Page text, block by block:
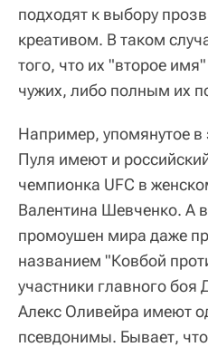
подходят к выбору
креативом. В таком
того, что их "второе
чужих, либо полным их
Например, упомянутое
Пуля имеют и
чемпионка UFC в
Валентина Шевченко. А
промоушен мира даже
названием "Ковбой
участники главного боя
Алекс Оливейра имеют
псевдонимы. Бывает,